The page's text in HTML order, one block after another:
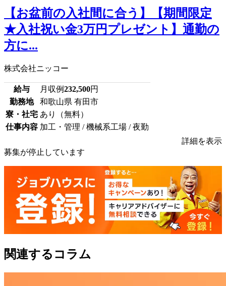
【お盆前の入社間に合う】【期間限定
★入社祝い金3万円プレゼント】通勤の
方に...
株式会社ニッコー
給与 月収例232,500円
勤務地
和歌山県 有田市
寮・社宅 あり（無料）
仕事内容 加工・管理 / 機械系工場 / 夜勤
詳細を表示
募集が停止しています
関連するコラム